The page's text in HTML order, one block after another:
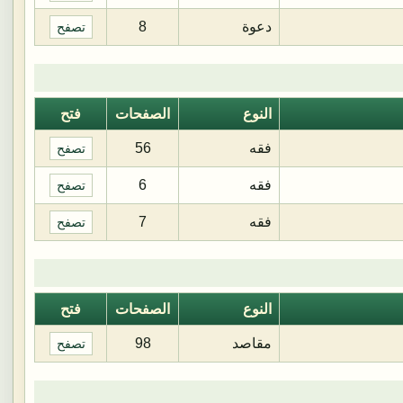
دعوة 8 تصفح
النوع الصفحات فتح
فقه 56 تصفح
فقه 6 تصفح
فقه 7 تصفح
النوع الصفحات فتح
مقاصد 98 تصفح